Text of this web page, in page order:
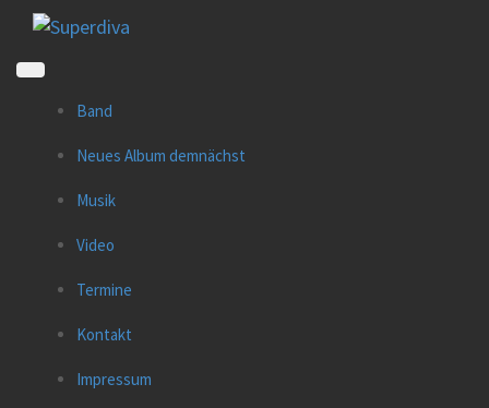
Direkt
Inhalt
Band
Neues Album demnächst
Musik
Video
Termine
Kontakt
Impressum